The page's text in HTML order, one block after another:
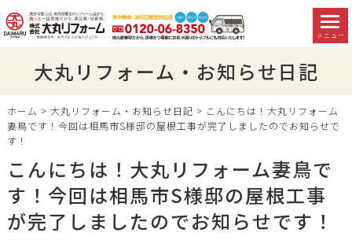
メニュー
大丸リフォーム・お知らせ日記
ホーム > 大丸リフォーム・お知らせ日記 > こんにちは！大丸リフォーム
妻鳥です！今回は相馬市S様邸の屋根工事が完了しましたのでお知らせで
す！
こんにちは！大丸リフォーム妻鳥で
す！今回は相馬市S様邸の屋根工事
が完了しましたのでお知らせです！